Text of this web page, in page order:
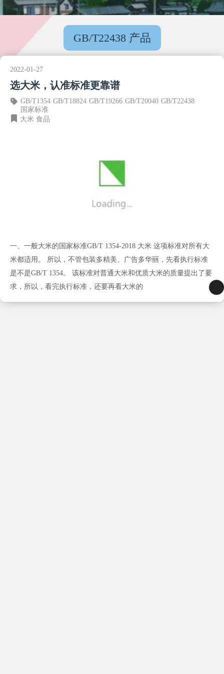
GB/T22438 产品
2022-01-27
选大米，认准标准更靠谱
GB/T1354 GB/T18824 GB/T19266 GB/T20040 GB/T22438
国家标准
大米 食品
一、一般大米的国家标准GB/T 1354-2018 大米 这项标准对所有大
米都适用。 所以，不管包装多精美、广告多华丽，先看执行标准
是不是GB/T 1354。 该标准对普通大米和优质大米的质量提出了要
求，所以，看完执行标准，还要再看大米的